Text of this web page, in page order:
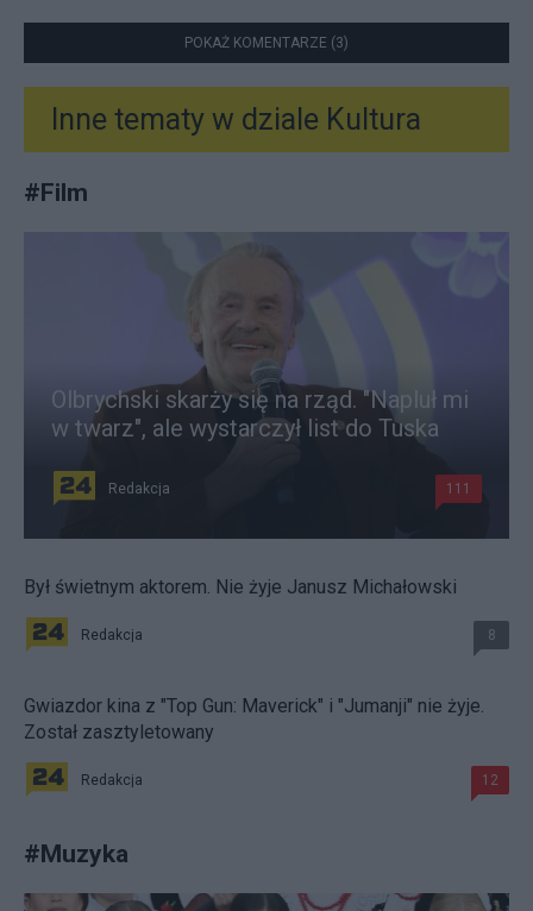
POKAŻ KOMENTARZE (3)
Inne tematy w dziale Kultura
#Film
Olbrychski skarży się na rząd. "Napluł mi
w twarz", ale wystarczył list do Tuska
Redakcja 111
Był świetnym aktorem. Nie żyje Janusz Michałowski
Redakcja 8
Gwiazdor kina z "Top Gun: Maverick" i "Jumanji" nie żyje.
Został zasztyletowany
Redakcja 12
#Muzyka